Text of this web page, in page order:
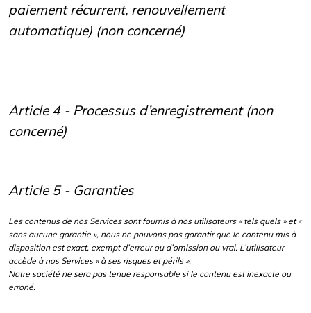
paiement récurrent, renouvellement
automatique) (non concerné)
Article 4 - Processus d’enregistrement (non
concerné)
Article 5 - Garanties
Les contenus de nos Services sont fournis à nos utilisateurs « tels quels » et «
sans aucune garantie », nous ne pouvons pas garantir que le contenu mis à
disposition est exact, exempt d’erreur ou d’omission ou vrai. L’utilisateur
accède à nos Services « à ses risques et périls ».
Notre société ne sera pas tenue responsable si le contenu est inexacte ou
erroné.